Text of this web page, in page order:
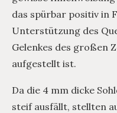
das spürbar positiv in
Unterstützung des
Gelenkes des großen
aufgestellt ist.
Da die 4 mm dicke
steif ausfällt, stellten